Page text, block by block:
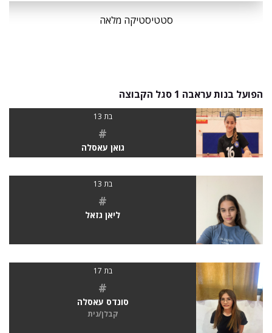
סטטיסטיקה מלאה
הפועל בנות עראבה 1 סגל הקבוצה
בת 13
#
גואן עאסלה
בת 13
#
ליאן גזאל
בת 17
#
סונדס עאסלה
קבלן/נית